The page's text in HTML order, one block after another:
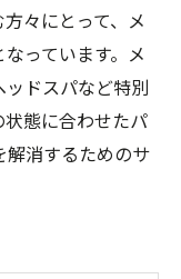
々にとって、メ
っています。メ
ドスパなど特別
態に合わせたパ
解消するためのサ